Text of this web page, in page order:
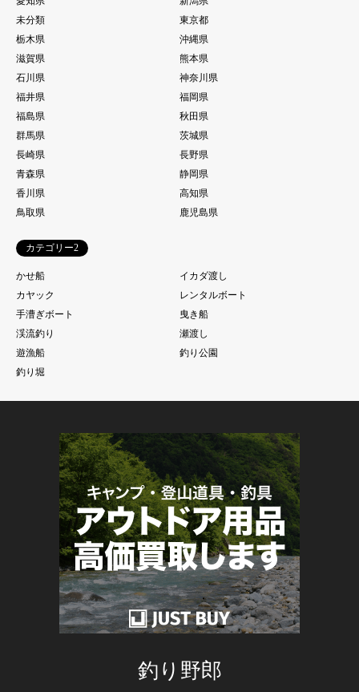
未分類
東京都
栃木県
沖縄県
滋賀県
熊本県
石川県
神奈川県
福井県
福岡県
福島県
秋田県
群馬県
茨城県
長崎県
長野県
青森県
静岡県
香川県
高知県
鳥取県
鹿児島県
カテゴリー2
かせ船
イカダ渡し
カヤック
レンタルボート
手漕ぎボート
曳き船
渓流釣り
瀬渡し
遊漁船
釣り公園
釣り堀
釣り野郎